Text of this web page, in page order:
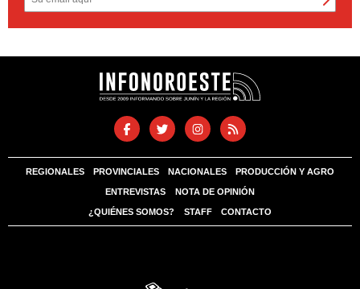
REGIONALES PROVINCIALES NACIONALES PRODUCCIÓN Y AGRO
ENTREVISTAS NOTA DE OPINIÓN
¿QUIÉNES SOMOS? STAFF CONTACTO